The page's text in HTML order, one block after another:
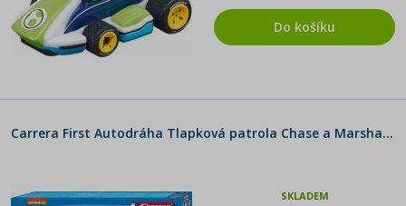
Do košíku
Carrera First Autodráha Tlapková patrola Chase a Marshall 240 cm
SKLADEM